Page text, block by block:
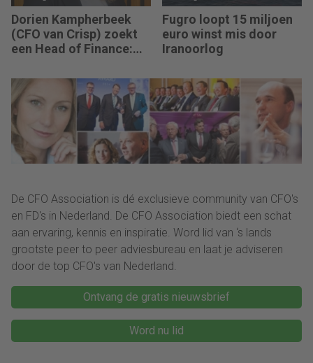
Dorien Kampherbeek
(CFO van Crisp) zoekt
een Head of Finance:
performance driven
worden.”
Fugro loopt 15 miljoen
euro winst mis door
Iranoorlog
De CFO Association is dé exclusieve community van CFO's
en FD's in Nederland. De CFO Association biedt een schat
aan ervaring, kennis en inspiratie. Word lid van ‘s lands
grootste peer to peer adviesbureau en laat je adviseren
door de top CFO's van Nederland.
Ontvang de gratis nieuwsbrief
Word nu lid